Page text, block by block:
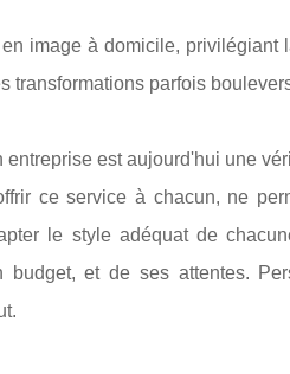
image à domicile, privilégiant
transformations parfois
est aujourd'hui une
ce service à chacun, ne
le style adéquat de
et de ses attentes.